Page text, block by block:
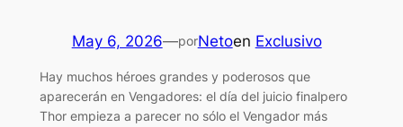
May 6, 2026—porNetoen Exclusivo
Hay muchos héroes grandes y poderosos que
aparecerán en Vengadores: el día del juicio finalpero
Thor empieza a parecer no sólo el Vengador más